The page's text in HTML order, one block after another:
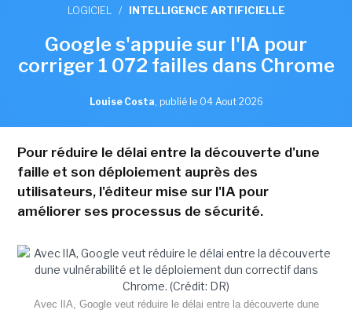
LOGICIEL / INTELLIGENCE ARTIFICIELLE
Google s'appuie sur l'IA pour
corriger 1 072 failles dans Chrome
Louise Costa, publié le 04 Aout 2026
Pour réduire le délai entre la découverte d'une
faille et son déploiement auprès des
utilisateurs, l'éditeur mise sur l'IA pour
améliorer ses processus de sécurité.
Avec lIA, Google veut réduire le délai entre la découverte dune